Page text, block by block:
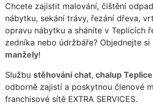
Chcete zajistit malování, čištění
nábytku, sekání trávy, řezání dřeva,
opravu nábytku a sháníte v Teplicích
zedníka nebo údržbáře? Objednejte si
manžely!
Službu stěhování chat, chalup Teplice
odborně zajistí a poskytnou členové
franchisové sítě EXTRA SERVICES.